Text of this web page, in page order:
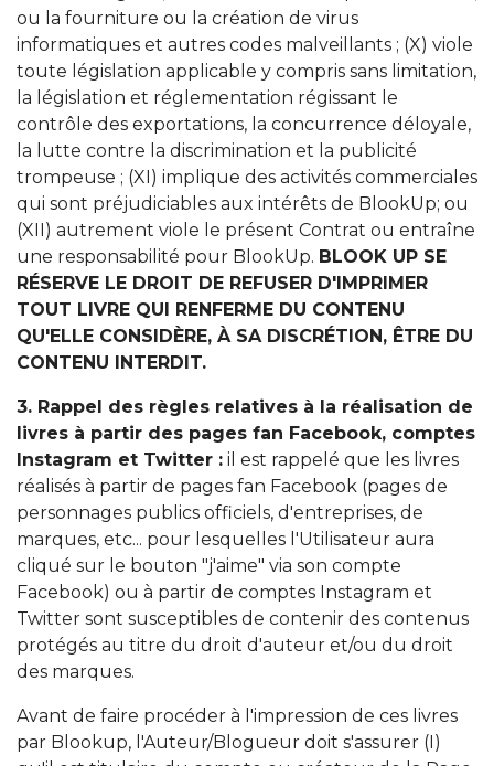
ou la fourniture ou la création de virus
informatiques et autres codes malveillants ; (X) viole
toute législation applicable y compris sans limitation,
la législation et réglementation régissant le
contrôle des exportations, la concurrence déloyale,
la lutte contre la discrimination et la publicité
trompeuse ; (XI) implique des activités commerciales
qui sont préjudiciables aux intérêts de BlookUp; ou
(XII) autrement viole le présent Contrat ou entraîne
une responsabilité pour BlookUp. BLOOK UP SE
RÉSERVE LE DROIT DE REFUSER D'IMPRIMER
TOUT LIVRE QUI RENFERME DU CONTENU
QU'ELLE CONSIDÈRE, À SA DISCRÉTION, ÊTRE DU
CONTENU INTERDIT.
3. Rappel des règles relatives à la réalisation de
livres à partir des pages fan Facebook, comptes
Instagram et Twitter : il est rappelé que les livres
réalisés à partir de pages fan Facebook (pages de
personnages publics officiels, d'entreprises, de
marques, etc... pour lesquelles l'Utilisateur aura
cliqué sur le bouton "j'aime" via son compte
Facebook) ou à partir de comptes Instagram et
Twitter sont susceptibles de contenir des contenus
protégés au titre du droit d'auteur et/ou du droit
des marques.
Avant de faire procéder à l'impression de ces livres
par Blookup, l'Auteur/Blogueur doit s'assurer (I)